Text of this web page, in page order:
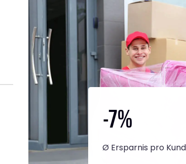
-7%
Ø Ersparnis pro